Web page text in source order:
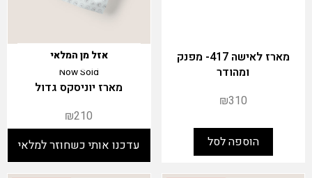
מארז לאישה 417- מפנק
ומהודר
₪310
הוספה לסל
Now Sold
אזל מן המלאי
מארז יוניסקס גדול
₪210